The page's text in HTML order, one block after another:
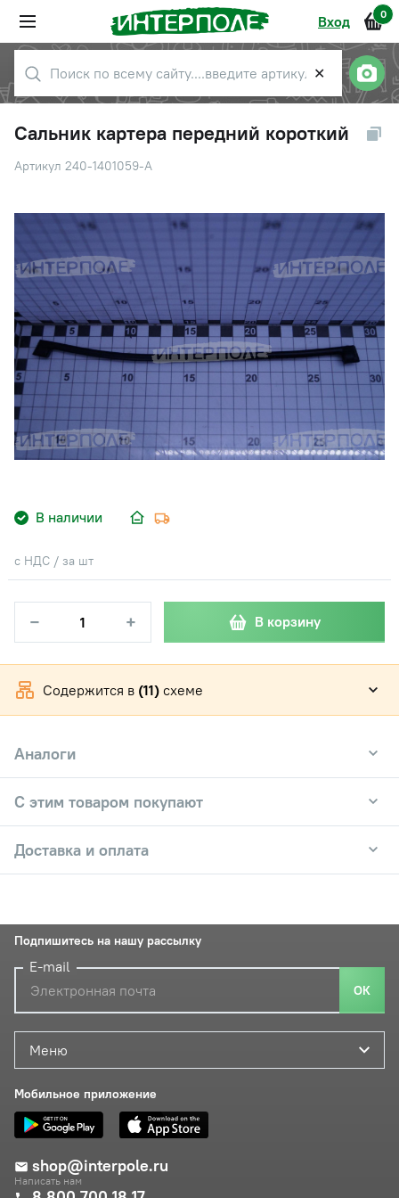
Вход 0
✕
Сальник картера передний короткий
Артикул 240-1401059-А
В наличии
с НДС / за шт
− + В корзину
Содержится в (11) схеме
Аналоги
С этим товаром покупают
Доставка и оплата
Меню
Мобильное приложение
shop@interpole.ru
Написать нам
Подпишитесь на нашу рассылку
E-mail
ОК